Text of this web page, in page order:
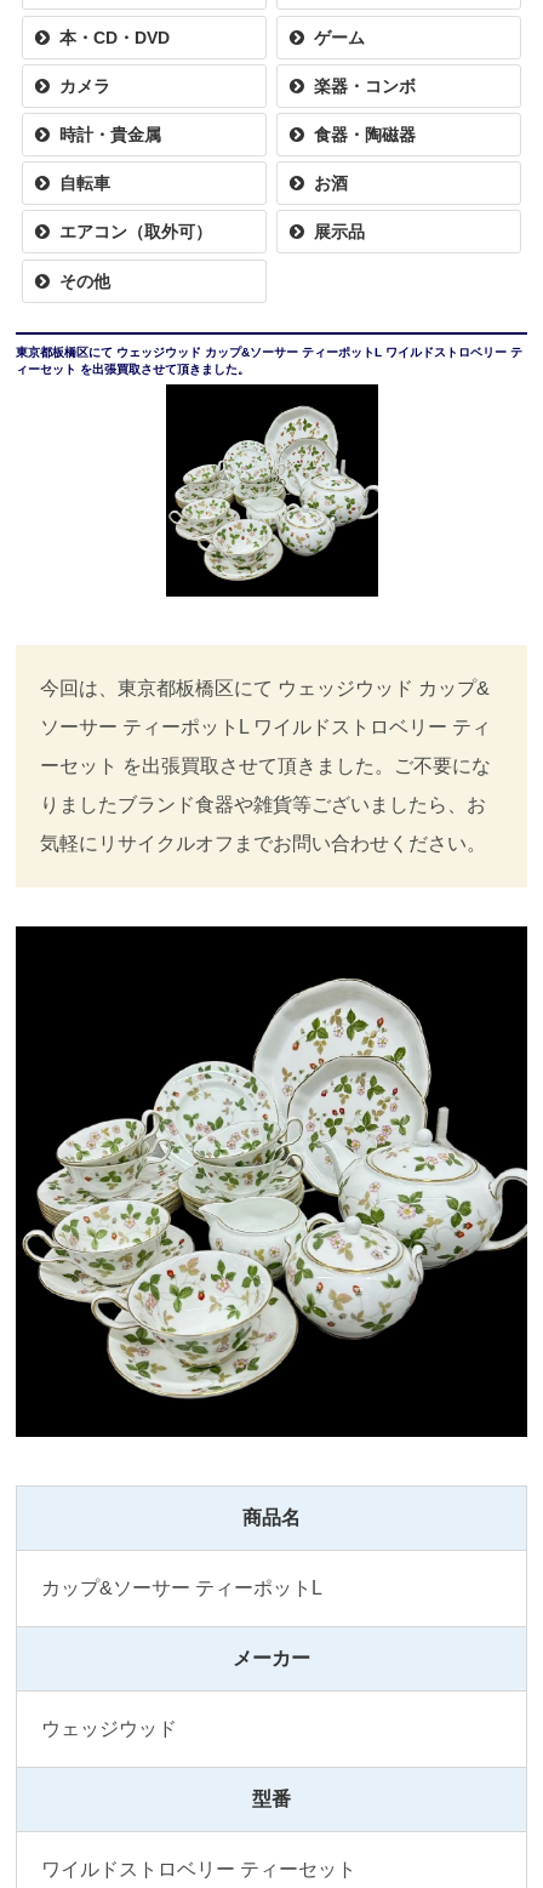
本・CD・DVD ゲーム
カメラ 楽器・コンボ
時計・貴金属 食器・陶磁器
自転車 お酒
エアコン（取外可） 展示品
その他
東京都板橋区にて ウェッジウッド カップ&ソーサー ティーポットL ワイルドストロベリー テ
ィーセット を出張買取させて頂きました。
今回は、東京都板橋区にて ウェッジウッド カップ&
ソーサー ティーポットL ワイルドストロベリー ティ
ーセット を出張買取させて頂きました。ご不要にな
りましたブランド食器や雑貨等ございましたら、お
気軽にリサイクルオフまでお問い合わせください。
商品名
カップ&ソーサー ティーポットL
メーカー
ウェッジウッド
型番
ワイルドストロベリー ティーセット